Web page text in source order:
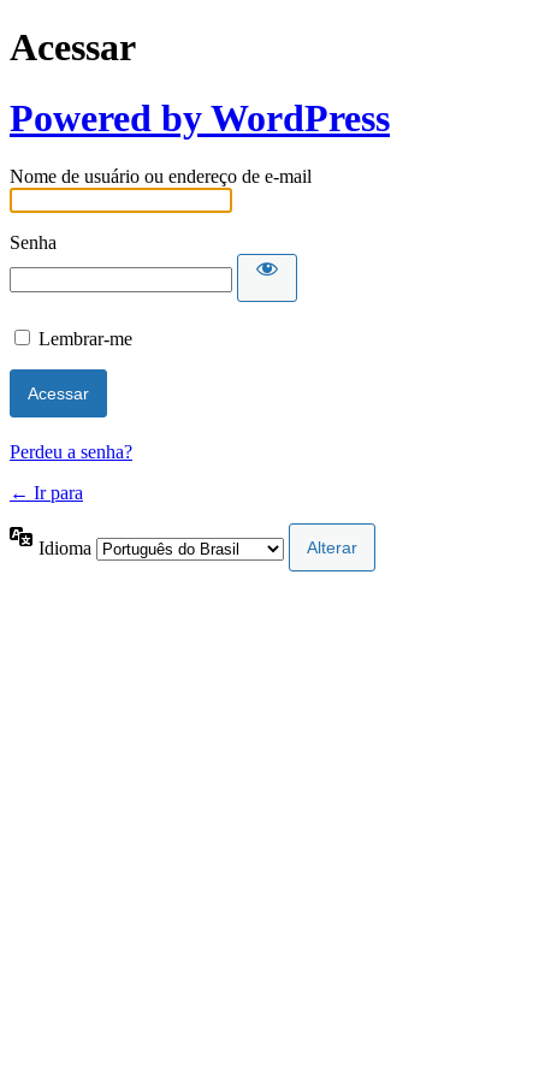
Acessar
Powered by WordPress
Nome de usuário ou endereço de e-mail
Senha
Lembrar-me
Perdeu a senha?
← Ir para
Idioma